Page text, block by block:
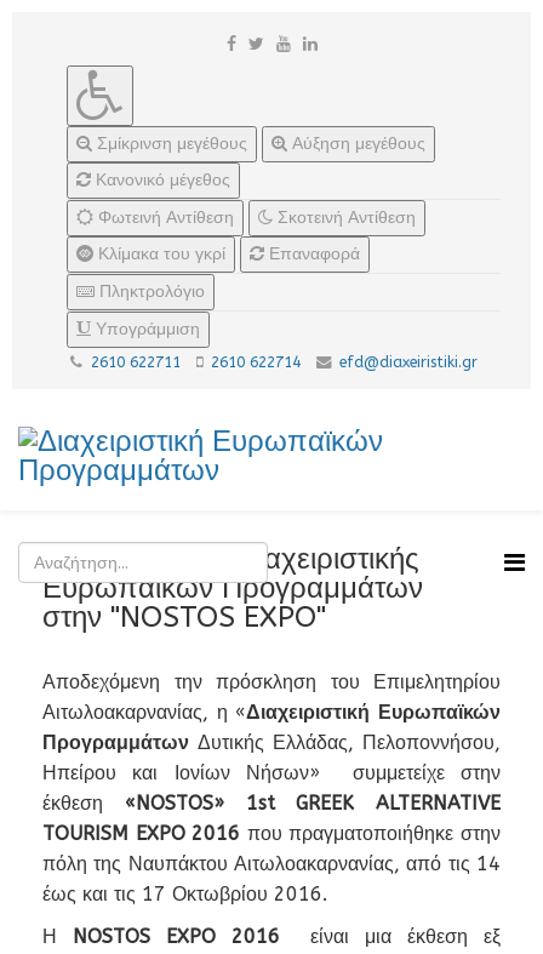
Σμίκρινση μεγέθους
Αύξηση μεγέθους
Κανονικό μέγεθος
Φωτεινή Αντίθεση
Σκοτεινή Αντίθεση
Κλίμακα του γκρί
Επαναφορά
Πληκτρολόγιο
Υπογράμμιση
2610 622711 2610 622714 efd@diaxeiristiki.gr
Συμμετοχή της Διαχειριστικής
Ευρωπαϊκών Προγραμμάτων
στην "NOSTOS EXPO"
Αποδεχόμενη την πρόσκληση του Επιμελητηρίου
Αιτωλοακαρνανίας, η «Διαχειριστική Ευρωπαϊκών
Προγραμμάτων Δυτικής Ελλάδας, Πελοποννήσου,
Ηπείρου και Ιονίων Νήσων» συμμετείχε στην
έκθεση «NOSTOS» 1st GREEK ALTERNATIVE
TOURISM EXPO 2016 που πραγματοποιήθηκε στην
πόλη της Ναυπάκτου Αιτωλοακαρνανίας, από τις 14
έως και τις 17 Οκτωβρίου 2016.
Η NOSTOS EXPO 2016 είναι μια έκθεση εξ